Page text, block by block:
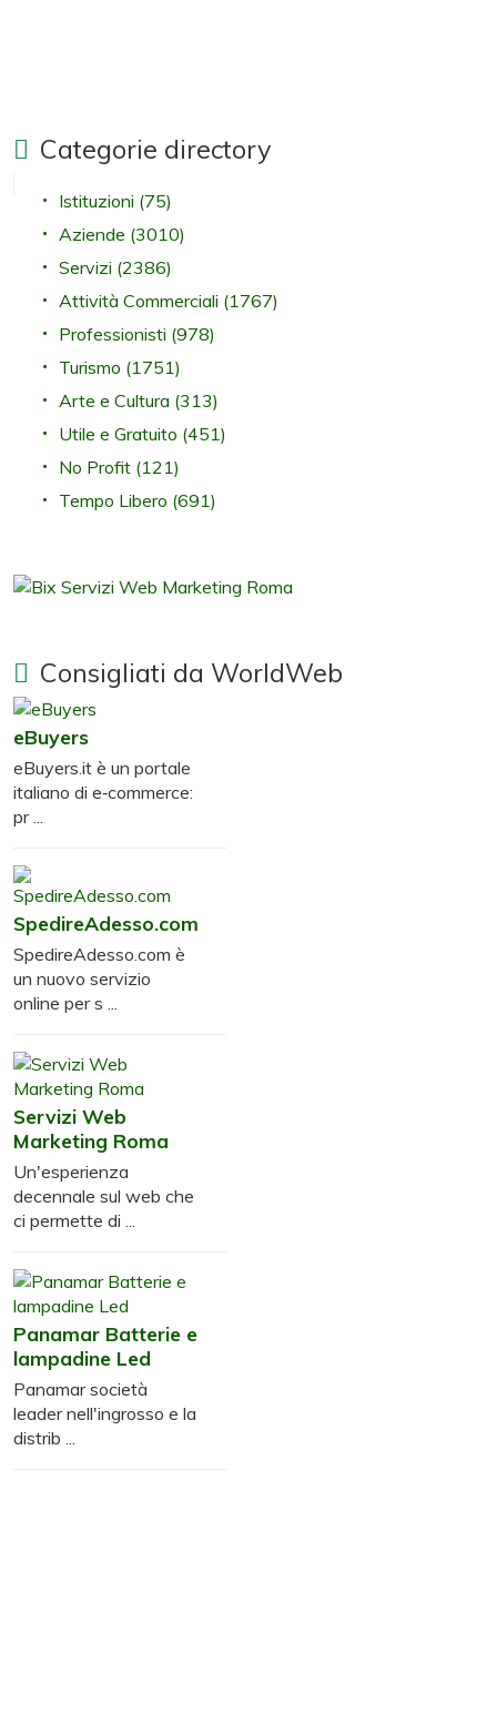
Categorie directory
Istituzioni (75)
Aziende (3010)
Servizi (2386)
Attività Commerciali (1767)
Professionisti (978)
Turismo (1751)
Arte e Cultura (313)
Utile e Gratuito (451)
No Profit (121)
Tempo Libero (691)
Consigliati da WorldWeb
eBuyers
eBuyers.it è un portale
italiano di e‑commerce:
pr ...
SpedireAdesso.com
SpedireAdesso.com è
un nuovo servizio
online per s ...
Servizi Web
Marketing Roma
Un'esperienza
decennale sul web che
ci permette di ...
Panamar Batterie e
lampadine Led
Panamar società
leader nell'ingrosso e la
distrib ...